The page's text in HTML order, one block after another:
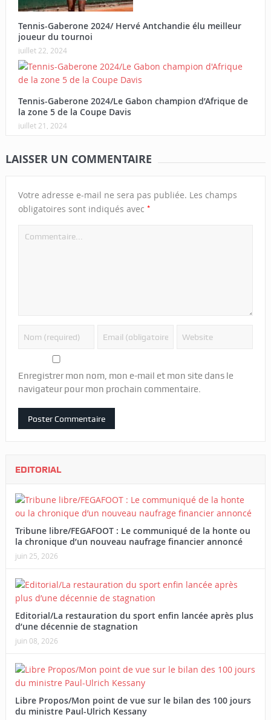
Tennis-Gaberone 2024/ Hervé Antchandie élu meilleur
joueur du tournoi
juillet 22, 2024
Tennis-Gaberone 2024/Le Gabon champion d’Afrique de
la zone 5 de la Coupe Davis
juillet 21, 2024
LAISSER UN COMMENTAIRE
Votre adresse e-mail ne sera pas publiée. Les champs
obligatoires sont indiqués avec *
Enregistrer mon nom, mon e-mail et mon site dans le
navigateur pour mon prochain commentaire.
EDITORIAL
Tribune libre/FEGAFOOT : Le communiqué de la honte ou
la chronique d’un nouveau naufrage financier annoncé
juin 25, 2026
Editorial/La restauration du sport enfin lancée après plus
d’une décennie de stagnation
juin 08, 2026
Libre Propos/Mon point de vue sur le bilan des 100 jours
du ministre Paul-Ulrich Kessany